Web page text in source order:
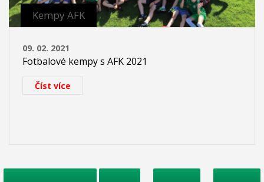
Kempy AFK
09. 02. 2021
Fotbalové kempy s AFK 2021
Číst více